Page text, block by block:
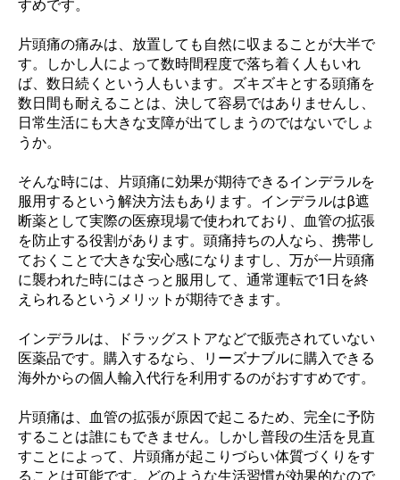
すめです。
片頭痛の痛みは、放置しても自然に収まることが大半で
す。しかし人によって数時間程度で落ち着く人もいれ
ば、数日続くという人もいます。ズキズキとする頭痛を
数日間も耐えることは、決して容易ではありませんし、
日常生活にも大きな支障が出てしまうのではないでしょ
うか。
そんな時には、片頭痛に効果が期待できるインデラルを
服用するという解決方法もあります。インデラルはβ遮
断薬として実際の医療現場で使われており、血管の拡張
を防止する役割があります。頭痛持ちの人なら、携帯し
ておくことで大きな安心感になりますし、万が一片頭痛
に襲われた時にはさっと服用して、通常運転で1日を終
えられるというメリットが期待できます。
インデラルは、ドラッグストアなどで販売されていない
医薬品です。購入するなら、リーズナブルに購入できる
海外からの個人輸入代行を利用するのがおすすめです。
片頭痛は、血管の拡張が原因で起こるため、完全に予防
することは誰にもできません。しかし普段の生活を見直
すことによって、片頭痛が起こりづらい体質づくりをす
ることは可能です。どのような生活習慣が効果的なので